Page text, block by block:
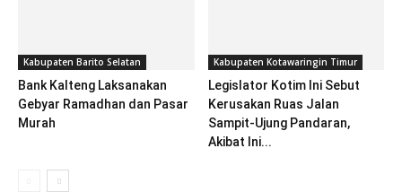
Kabupaten Barito Selatan
Bank Kalteng Laksanakan
Gebyar Ramadhan dan Pasar
Murah
Kabupaten Kotawaringin Timur
Legislator Kotim Ini Sebut
Kerusakan Ruas Jalan
Sampit-Ujung Pandaran,
Akibat Ini...